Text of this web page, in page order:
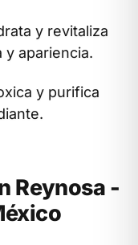
y revitaliza
y apariencia.
y purifica
Reynosa -